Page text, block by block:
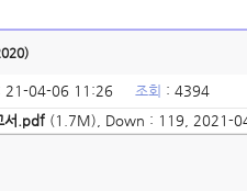
21-04-06 11:26 조회 : 4394
서.pdf (1.7M), Down : 119, 2021-